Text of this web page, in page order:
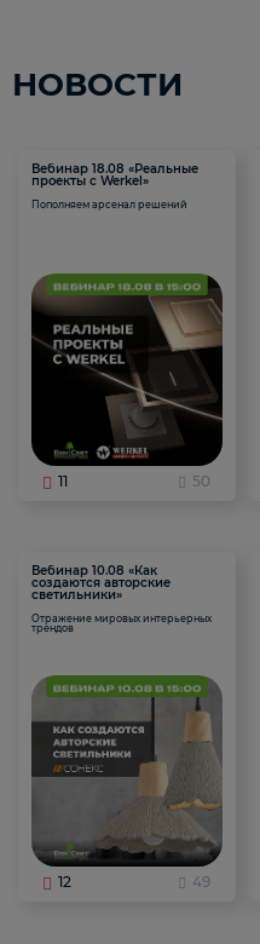
НОВОСТИ
Вебинар 18.08 «Реальные
проекты с Werkel»
Пополняем арсенал решений
11 50
Вебинар 10.08 «Как
создаются авторские
светильники»
Отражение мировых интерьерных
трендов
12 49